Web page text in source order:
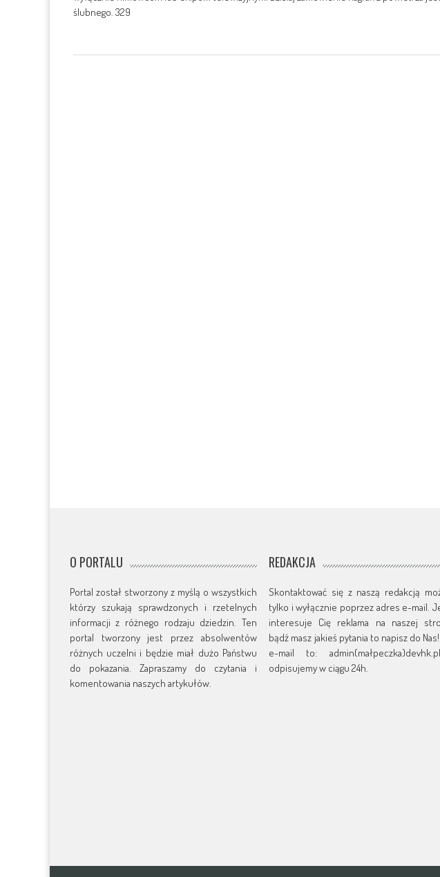
ślubnego. 329
O PORTALU
Portal został stworzony z myślą o wszystkich
którzy szukają sprawdzonych i rzetelnych
informacji z różnego rodzaju dziedzin. Ten
portal tworzony jest przez absolwentów
różnych uczelni i będzie miał dużo Państwu
do pokazania. Zapraszamy do czytania i
komentowania naszych artykułów.
REDAKCJA
Skontaktować się z naszą redakcją
tylko i wyłącznie poprzez adres e-mail.
interesuje Cię reklama na naszej
bądź masz jakieś pytania to napisz do
e-mail to:
odpisujemy w ciągu 24h.